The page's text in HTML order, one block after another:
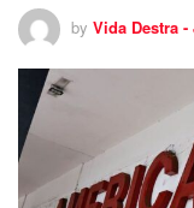
by Vida Destra